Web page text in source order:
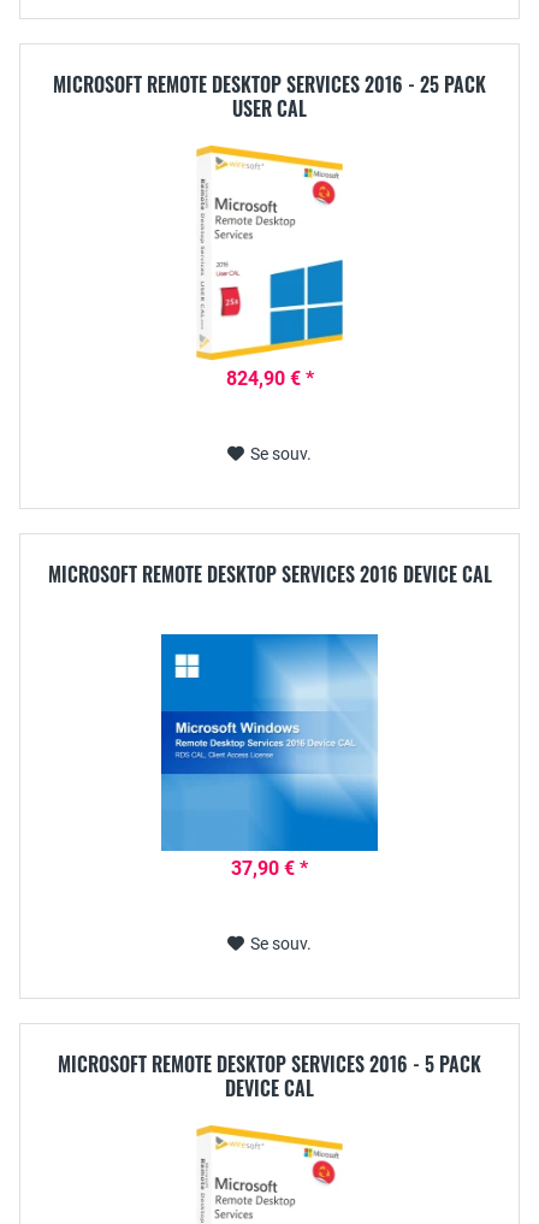
MICROSOFT REMOTE DESKTOP SERVICES 2016 - 25 PACK
USER CAL
824,90 € *
Se souv.
MICROSOFT REMOTE DESKTOP SERVICES 2016 DEVICE CAL
37,90 € *
Se souv.
MICROSOFT REMOTE DESKTOP SERVICES 2016 - 5 PACK
DEVICE CAL